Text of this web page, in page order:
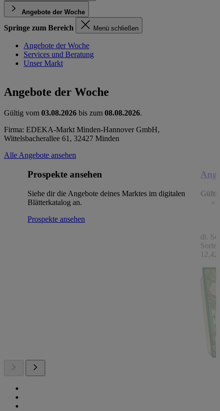
Angebote der Woche
Springe zum Bereich Menü schließen
Angebote der Woche
Services und Beratung
Unser Markt
Angebote der Woche
Gültig vom 03.08.2026 bis zum 08.08.2026.
Firma: EDEKA-Markt Minden-Hannover GmbH,
Wittelsbacherallee 61, 32427 Minden
Alle Angebote ansehen
Prospekte ansehen
Siehe dir die Angebote deines Marktes im digitalen
Blätterkatalog an.
Prospekte ansehen
dt.